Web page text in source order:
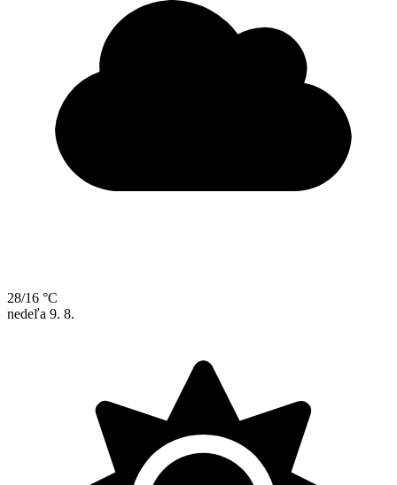
28/16 °C
nedeľa 9. 8.